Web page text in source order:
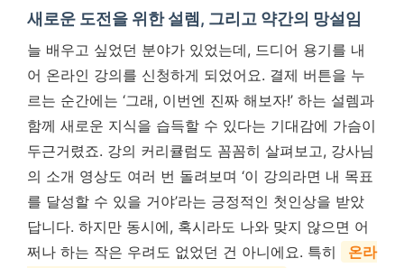
새로운 도전을 위한 설렘, 그리고 약간의 망설임
늘 배우고 싶었던 분야가 있었는데, 드디어 용기를 내
어 온라인 강의를 신청하게 되었어요. 결제 버튼을 누
르는 순간에는 ‘그래, 이번엔 진짜 해보자!’ 하는 설렘과
함께 새로운 지식을 습득할 수 있다는 기대감에 가슴이
두근거렸죠. 강의 커리큘럼도 꼼꼼히 살펴보고, 강사님
의 소개 영상도 여러 번 돌려보며 ‘이 강의라면 내 목표
를 달성할 수 있을 거야’라는 긍정적인 첫인상을 받았
답니다. 하지만 동시에, 혹시라도 나와 맞지 않으면 어
쩌나 하는 작은 우려도 없었던 건 아니에요. 특히
온라